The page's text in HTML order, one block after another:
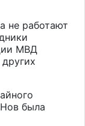
не работают
МВД
была